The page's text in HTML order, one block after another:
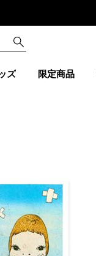
ズ 限定商品